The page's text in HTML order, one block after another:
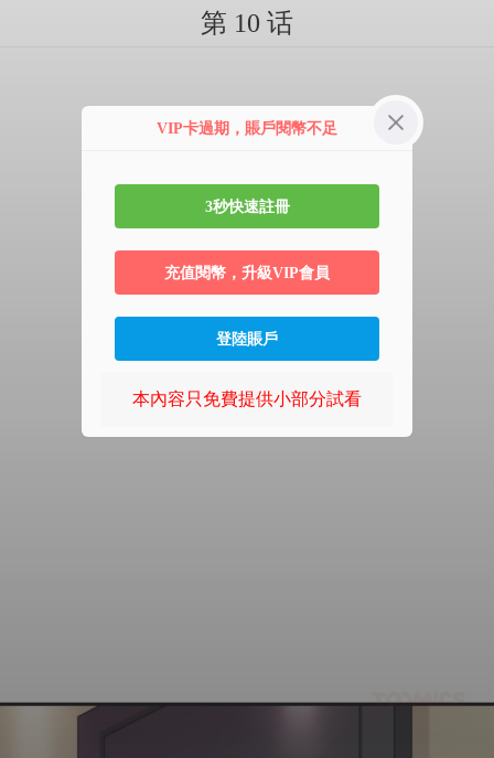
第 10 话
VIP卡過期，賬戶閱幣不足
3秒快速註冊
充值閱幣，升級VIP會員
登陸賬戶
本內容只免費提供小部分試看